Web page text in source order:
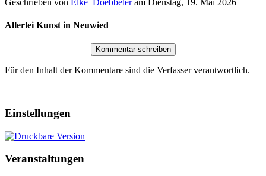
Allerlei Kunst in Neuwied
Für den Inhalt der Kommentare sind die Verfasser verantwortlich.
Einstellungen
Veranstaltungen